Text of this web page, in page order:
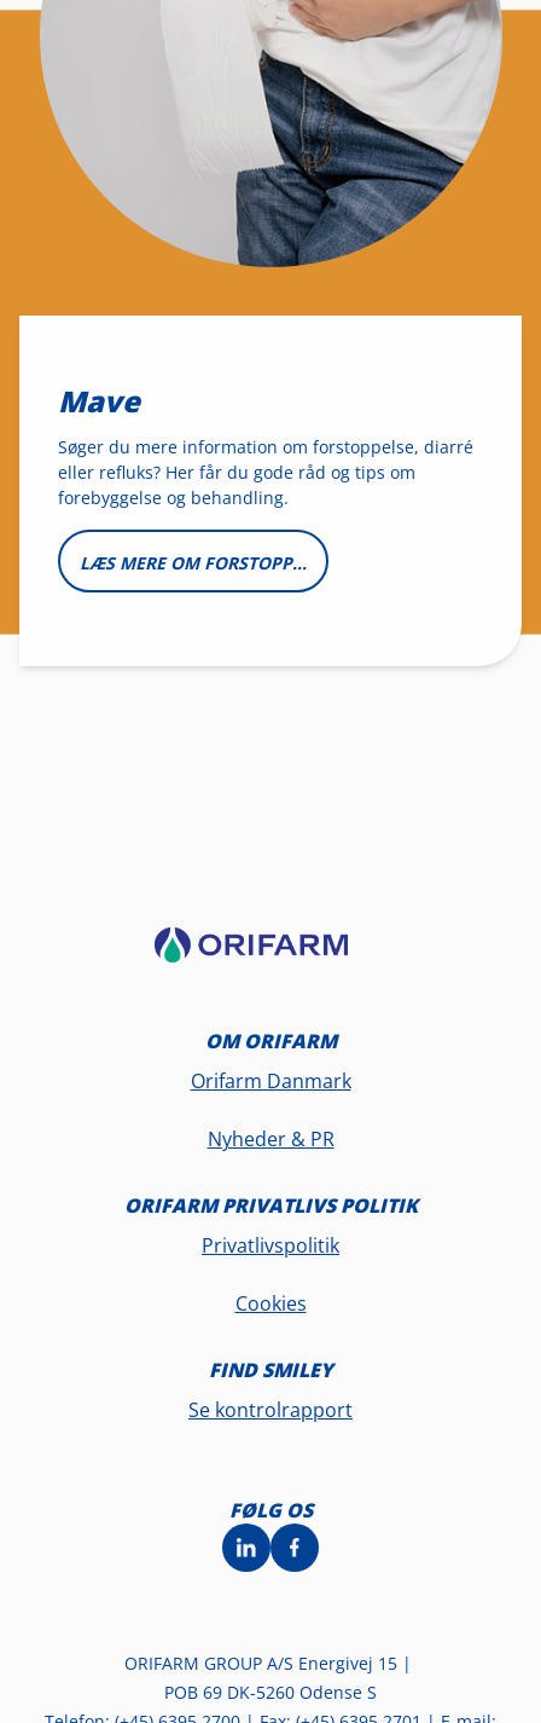
Mave
Søger du mere information om forstoppelse, diarré
eller refluks? Her får du gode råd og tips om
forebyggelse og behandling.
LÆS MERE OM FORSTOPPELSE, DIARRÉ OG REFLUKS
OM ORIFARM
Orifarm Danmark
Nyheder & PR
ORIFARM PRIVATLIVS POLITIK
Privatlivspolitik
Cookies
FIND SMILEY
Se kontrolrapport
FØLG OS
ORIFARM GROUP A/S Energivej 15 |
POB 69 DK-5260 Odense S